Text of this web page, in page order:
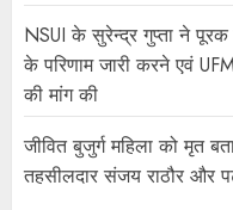
NSUI के सुरेन्द्र गुप्ता ने पूरक
के परिणाम जारी करने एवं
की मांग की
जीवित बुजुर्ग महिला को मृत
तहसीलदार संजय राठौर और